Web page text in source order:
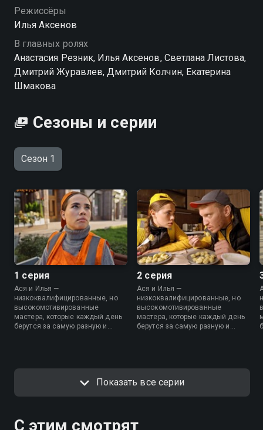
Режиссёры
Илья Аксенов
В главных ролях
Анастасия Резник, Илья Аксенов, Светлана Листова,
Дмитрий Журавлев, Дмитрий Колчин, Екатерина
Шмакова
Сезоны и серии
Сезон 1
1 серия
Ася и Илья —
низкоквалифицированные, но
высокомотивированные
мастера, которые каждый день
берутся за самую разную и
искусственный интеллект?
2 серия
Ася и Илья —
низкоквалифицированные, но
высокомотивированные
мастера, которые каждый день
берутся за самую разную и
Показать все серии
С этим смотрят